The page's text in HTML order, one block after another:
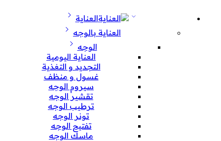
العناية
العناية بالوجه
الوجه
العناية اليومية
التجديد و التغذية
غسول و منظف
سيروم الوجه
تقشير الوجه
ترطيب الوجه
تونر الوجه
تفتيح الوجه
ماسك الوجه